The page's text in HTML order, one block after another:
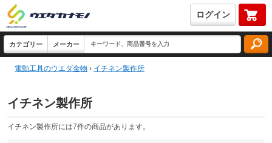
ログイン
電動工具のウエダ金物 › イチネン製作所
イチネン製作所
イチネン製作所には7件の商品があります。